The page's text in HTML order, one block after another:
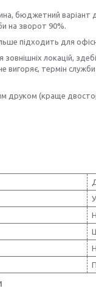
бюджетний варіант
на зворот 90%.
підходить для
зовнішніх локацій,
вигоряє, термін
друком (краще